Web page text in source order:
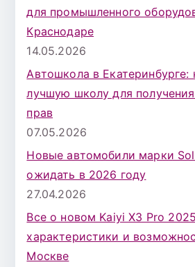
для промышленного
Краснодаре
14.05.2026
Автошкола в Екатеринбурге:
лучшую школу для
прав
07.05.2026
Новые автомобили марки
ожидать в 2026 году
27.04.2026
Все о новом Kaiyi X3 Pro
характеристики и
Москве